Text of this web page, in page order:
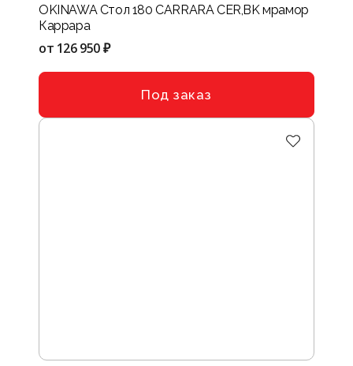
OKINAWA Стол 180 CARRARA CER,BK мрамор
Каррара
от 126 950 ₽
Под заказ